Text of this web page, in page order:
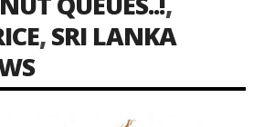
,SRI LANKA